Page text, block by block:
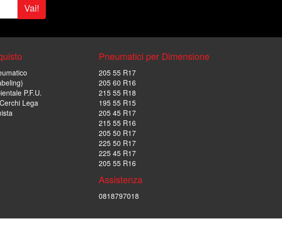
Vai!
P.F.U.
Lega
Pneumatici per Dimensione
205 55 R17
205 60 R16
215 55 R18
195 55 R15
205 45 R17
215 55 R16
205 50 R17
225 50 R17
225 45 R17
205 55 R16
Assistenza
0818797018